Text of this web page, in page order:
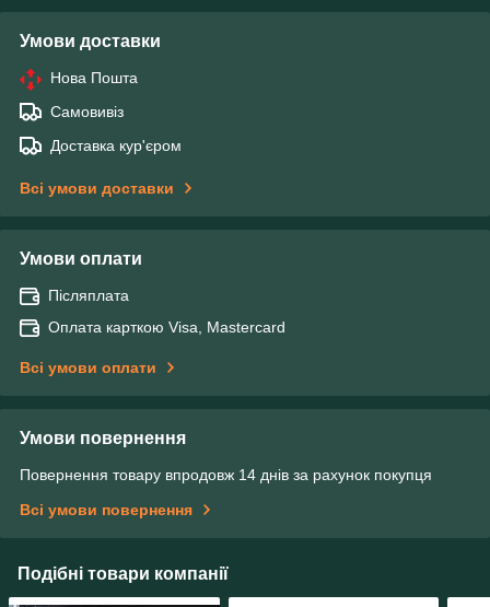
Умови доставки
Нова Пошта
Самовивіз
Доставка кур'єром
Всі умови доставки
Умови оплати
Післяплата
Оплата карткою Visa, Mastercard
Всі умови оплати
Умови повернення
Повернення товару впродовж 14 днів за рахунок покупця
Всі умови повернення
Подібні товари компанії